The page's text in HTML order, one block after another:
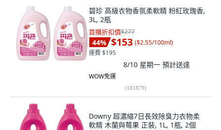
碧珍 高級衣物香氛柔軟精 粉紅玫瑰香,
3L, 2瓶
首購折扣價$277
44% $153 ($2.55/100ml)
運費 $195
8/10 星期一 預計送達
WOW免運
(181879)
Downy 超濃縮7日長效除臭力衣物柔
軟精 木蘭與莓果 正裝, 1L, 1瓶, 2個